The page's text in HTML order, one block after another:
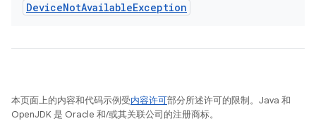
DeviceNotAvailableException
本页面上的内容和代码示例受内容许可部分所述许可的限制。Java 和
OpenJDK 是 Oracle 和/或其关联公司的注册商标。